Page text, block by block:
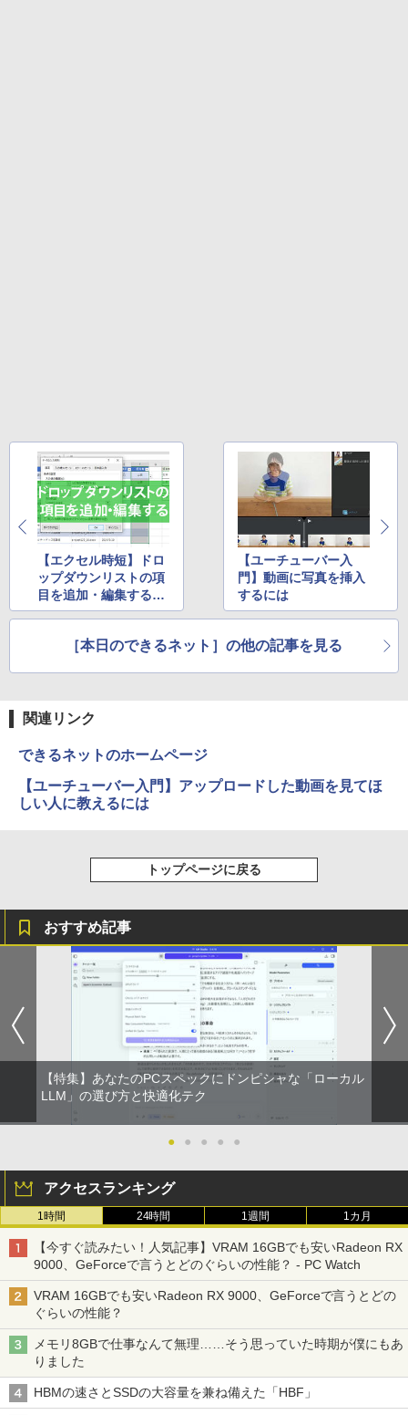
【エクセル時短】ドロ
ップダウンリストの項
目を追加・編集するに
は？ 元の作成方法に合
【ユーチューバー入
門】動画に写真を挿入
するには
［本日のできるネット］の他の記事を見る
関連リンク
できるネットのホームページ
【ユーチューバー入門】アップロードした動画を見てほ
しい人に教えるには
トップページに戻る
おすすめ記事
【特集】あなたのPCスペックにドンピシャな「ローカル
LLM」の選び方と快適化テク
● ● ● ● ●
アクセスランキング
1時間 24時間 1週間 1カ月
【今すぐ読みたい！人気記事】VRAM 16GBでも安いRadeon RX
9000、GeForceで言うとどのぐらいの性能？ - PC Watch
VRAM 16GBでも安いRadeon RX 9000、GeForceで言うとどの
ぐらいの性能？
メモリ8GBで仕事なんて無理……そう思っていた時期が僕にもあ
りました
HBMの速さとSSDの大容量を兼ね備えた「HBF」